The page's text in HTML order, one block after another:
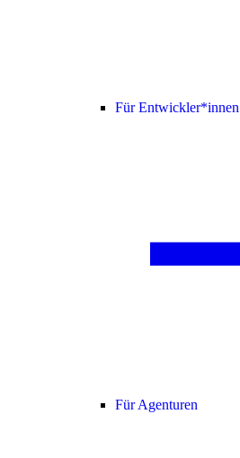
Für Entwickler*innen
Für Agenturen